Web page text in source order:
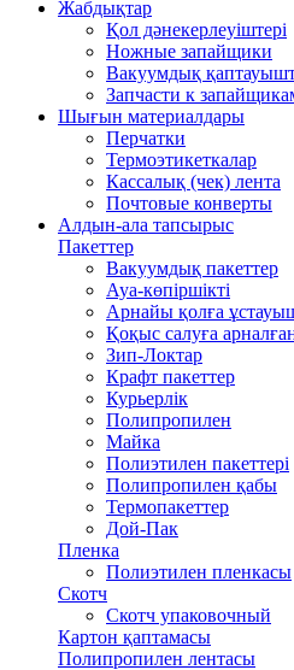
Жабдықтар
Қол дәнекерлеуіштері
Ножные запайщики
Вакуумдық
Запчасти к
Шығын материалдары
Перчатки
Термоэтикеткалар
Кассалық (чек) лента
Почтовые конверты
Алдын-ала тапсырыс
Пакеттер
Вакуумдық пакеттер
Ауа-көпіршікті
Арнайы қолға ұстауыш
Қоқыс салуға
Зип-Локтар
Крафт пакеттер
Курьерлік
Полипропилен
Майка
Полиэтилен пакеттері
Полипропилен қабы
Термопакеттер
Дой-Пак
Пленка
Полиэтилен пленкасы
Скотч
Скотч упаковочный
Картон қаптамасы
Полипропилен лентасы